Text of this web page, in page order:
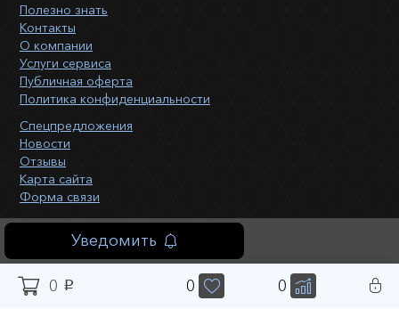
Уведомить
Полезно знать
Контакты
О компании
Услуги сервиса
Публичная оферта
Политика конфиденциальности
Спецпредложения
Новости
Отзывы
Карта сайта
Форма связи
0 p 0 0